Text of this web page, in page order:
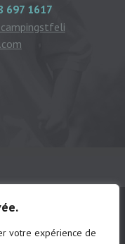
votre expérience de
697 1617
Félix d'Otis,